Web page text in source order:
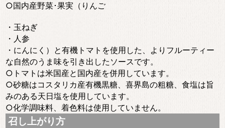
○国内産野菜･果実（りんご
・玉ねぎ
・人参
・にんにく）と有機トマトを使用した、よりフルーティー
な自然のうま味を引き出したソースです。
○トマトは米国産と国内産を併用しています。
○砂糖はコスタリカ産有機黒糖、喜界島の粗糖、食塩は旨
みのある天日塩を使用しています。
○化学調味料、着色料は使用していません。
召し上がり方